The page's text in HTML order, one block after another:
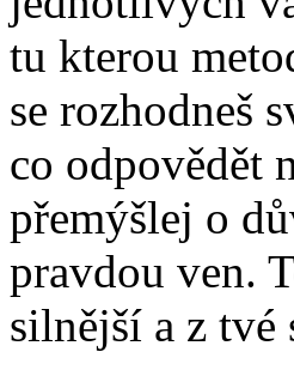
tu kterou
se rozhodneš
co odpovědět
přemýšlej o
pravdou ven.
silnější a z tvé